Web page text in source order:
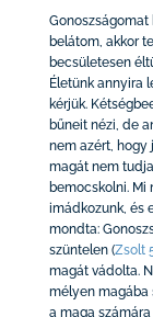
Gonoszságomat
belátom, akkor
becsületesen
Életünk annyira
kérjük.
bűneit nézi, de
nem azért, hogy
magát nem
bemocskolni. Mi
imádkozunk, és
mondta:
szüntelen (Zsolt
magát vádolta.
mélyen magába
a maga